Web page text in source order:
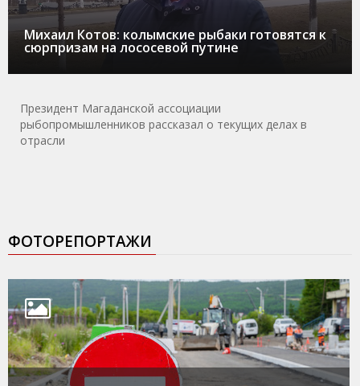
Михаил Котов: колымские рыбаки готовятся к
сюрпризам на лососевой путине
Президент Магаданской ассоциации
рыбопромышленников рассказал о текущих делах в
отрасли
ФОТОРЕПОРТАЖИ